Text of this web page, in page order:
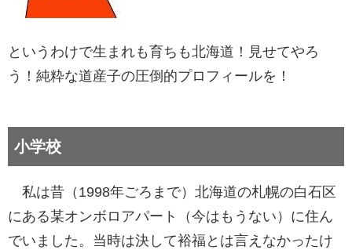
というわけで生まれも育ちも北海道！見せてやろ
う！純粋な道産子の圧倒的プロフィールを！
小学校
私は昔（1998年ごろまで）北海道の札幌の白石区
にある某オンボロアパート（今はもうない）に住ん
でいました。当時は決して裕福とは言えなかったけ